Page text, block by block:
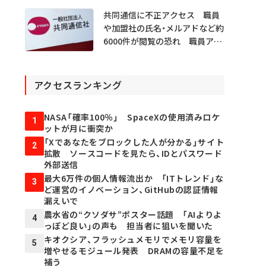
共同通信に不正アクセス 職員
や加盟社の氏名・メルアドなど約
6000件が閲覧の恐れ 職員アカ
アクセスランキング
1
NASA「確率100％」 SpaceXの使用済みロケ
ットが月に衝突か
2
「Xであなたをブロックした人が分かる」サイト
拡散 ソースコードを見たら、IDとパスワード
外部送信
3
最大6万件の個人情報流出か 「ITトレンド」な
ど運営のイノベーション、GitHubの認証情報
漏えいで
4
農水省の“クソダサ”ポスター話題 「AIよりよ
っぽど良い」の声も 担当者に狙いを聞いた
5
キオクシア、フラッシュメモリでメモリ容量を
増やせるモジュール発表 DRAMの容量不足を
補う